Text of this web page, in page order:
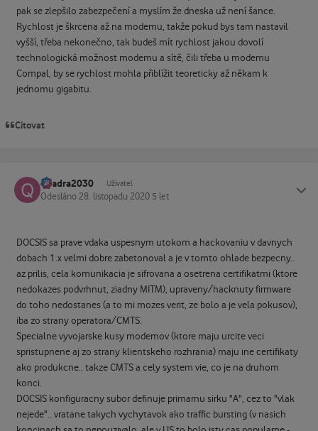
pak se zlepšilo zabezpečení a myslím že dneska už není šance.
Rychlost je škrcena až na modemu, takže pokud bys tam nastavil
vyšší, třeba nekonečno, tak budeš mít rychlost jakou dovolí
technologická možnost modemu a sítě, čili třeba u modemu
Compal, by se rychlost mohla přiblížit teoreticky až někam k
jednomu gigabitu.
Citovat
quadra2030 Uživatel
Odesláno 28. listopadu 2020 5 let
DOCSIS sa prave vdaka uspesnym utokom a hackovaniu v davnych
dobach 1.x velmi dobre zabetonoval a je v tomto ohlade bezpecny..
az prilis, cela komunikacia je sifrovana a osetrena certifikatmi (ktore
nedokazes podvrhnut, ziadny MITM), upraveny/hacknuty firmware
do toho nedostanes (a to mi mozes verit, ze bolo a je vela pokusov),
iba zo strany operatora/CMTS.
Specialne vyvojarske kusy modemov (ktore maju urcite veci
spristupnene aj zo strany klientskeho rozhrania) maju ine certifikaty
ako produkcne.. takze CMTS a cely system vie, co je na druhom
konci.
DOCSIS konfiguracny subor definuje primarnu sirku "A", cez to "vlak
nejede".. vratane takych vychytavok ako traffic bursting (v nasich